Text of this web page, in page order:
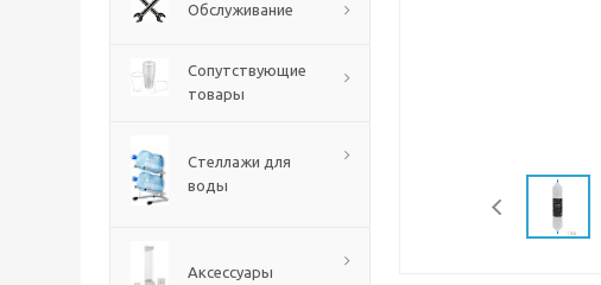
Обслуживание
Сопутствующие
товары
Стеллажи для
воды
Аксессуары